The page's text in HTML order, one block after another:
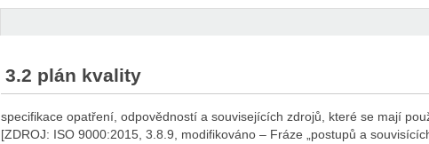
3.2 plán kvality
specifikace opatření, odpovědností a souvisejících zdrojů, které se mají
[ZDROJ: ISO 9000:2015, 3.8.9, modifikováno – Fráze „postupů a